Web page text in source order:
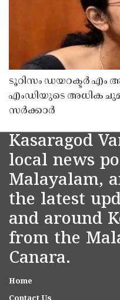
ടൂറിസം ഡയറക്ടർ എം
എംഡിയുടെ അധിക
സർക്കാർ
Kasaragod
local news
Malayalam,
the latest
and around
from the
Canara.
Home